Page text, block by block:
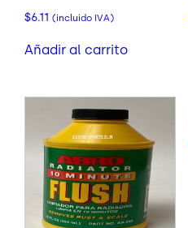
$6.11 (incluido IVA)
Añadir al carrito